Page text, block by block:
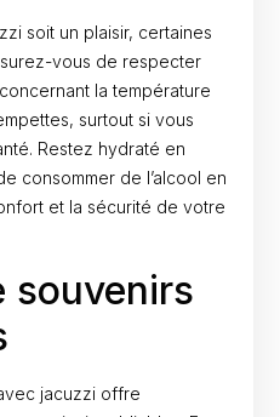
soit un plaisir, certaines
vous de respecter
la température
surtout si vous
Restez hydraté en
consommer de l’alcool en
et la sécurité de votre
souvenirs
jacuzzi offre